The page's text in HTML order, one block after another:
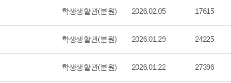
학생생활관(분원) 2026.02.05 17615
학생생활관(분원) 2026.01.29 24225
학생생활관(분원) 2026.01.22 27396